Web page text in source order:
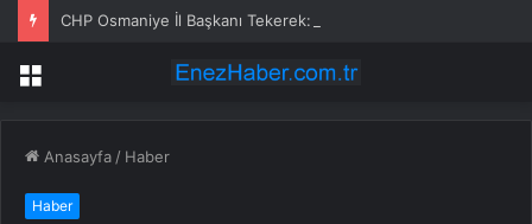
Menü
Anasayfa / Haber
Haber